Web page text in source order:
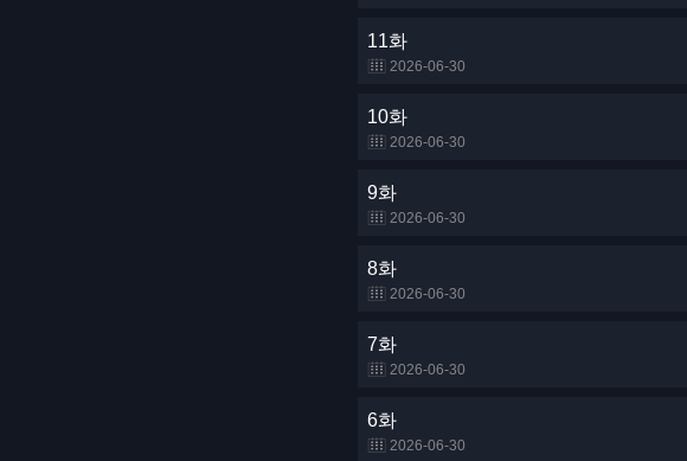
11화
2026-06-30
10화
2026-06-30
9화
2026-06-30
8화
2026-06-30
7화
2026-06-30
6화
2026-06-30